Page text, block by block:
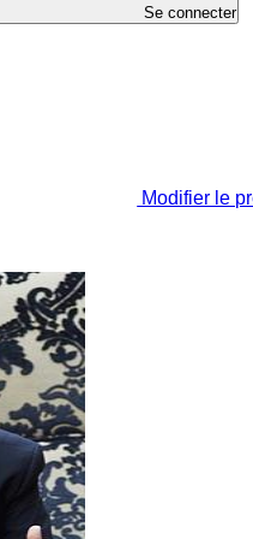
Se connecter
Modifier le